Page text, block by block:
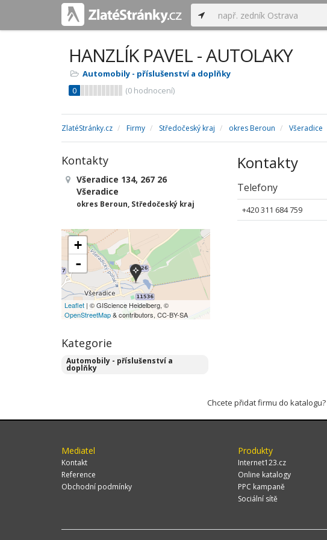
HANZLÍK PAVEL - AUTOLAKY
Automobily - příslušenství a doplňky
0
(0 hodnocení)
ZlatéStránky.cz Firmy Středočeský kraj okres Beroun Všeradice
Kontakty
Telefony
+420 311 684 759
Kontakty
Všeradice 134, 267 26
Všeradice
okres Beroun, Středočeský kraj
+
-
Leaflet | © GIScience Heidelberg, ©
OpenStreetMap& contributors, CC-BY-SA
Kategorie
Automobily - příslušenství a
doplňky
Chcete přidat firmu do katalogu?
Mediatel
Kontakt
Reference
Obchodní podmínky
Produkty
Internet123.cz
Online katalogy
PPC kampaně
Sociální sítě